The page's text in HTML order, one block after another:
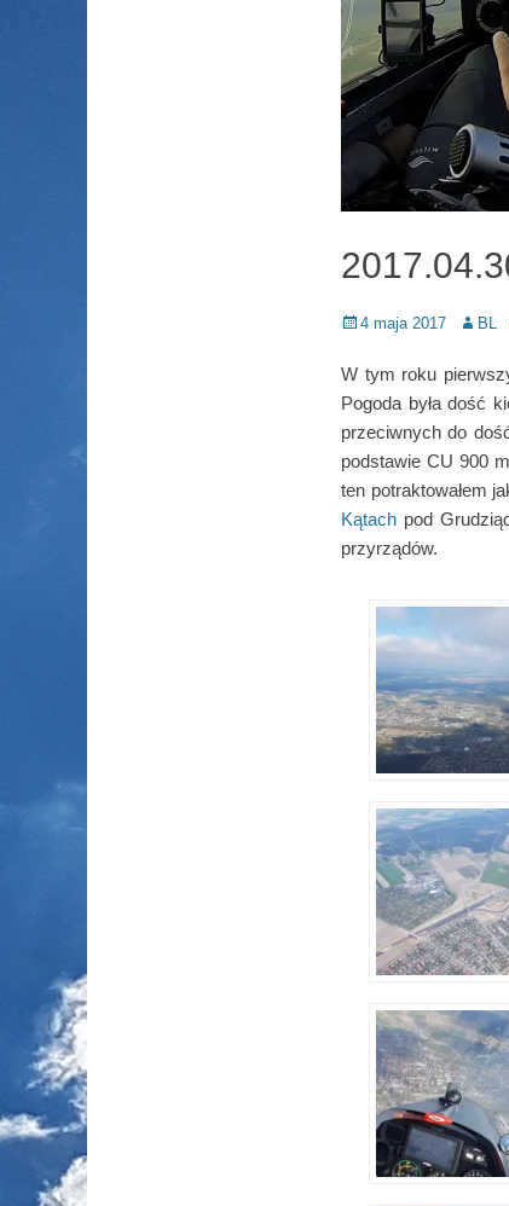
Posted
4 maja 2017 Author
BL
W tym roku
Pogoda była dość
przeciwnych do
podstawie CU 900
ten potraktowałem
Kątach pod
przyrządów.